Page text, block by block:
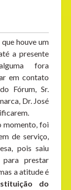
houve um
a presente
fora
em contato
Fórum, Sr.
Dr. José
momento, foi
de serviço,
pois saiu
prestar
a atitude é
do